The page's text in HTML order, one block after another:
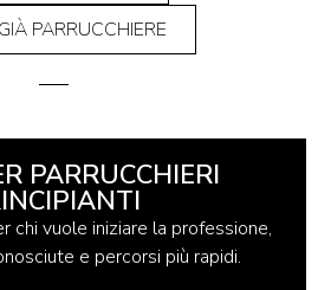
PARRUCCHIERE
PARRUCCHIERI
chi vuole iniziare la professione,
e percorsi più rapidi.